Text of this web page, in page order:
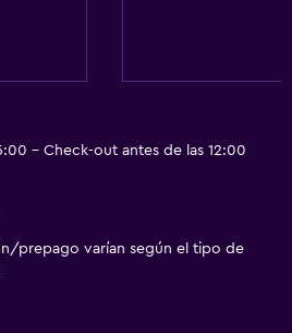
- Check-out antes de las 12:00
prepago varían según el tipo de